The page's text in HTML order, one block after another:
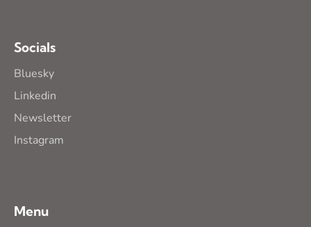
Socials
Bluesky
Linkedin
Newsletter
Instagram
Menu